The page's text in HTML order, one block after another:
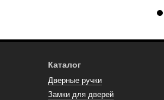
Каталог
Дверные ручки
Замки для дверей